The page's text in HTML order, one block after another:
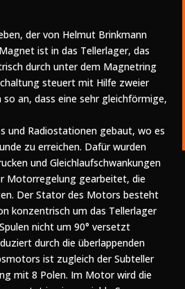
der von Helmut Brinkmann
ist in das Tellerlager, das
durch unter dem Magnetring
steuert mit Hilfe zweier
an, dass eine sehr gleichförmige,
und Radiostationen gebaut, wo es
zu erreichen. Dafür wurden
und Gleichlaufschwankungen
Motorregelung gearbeitet, die
Der Stator des Motors besteht
konzentrisch um das Tellerlager
nicht um 90° versetzt
durch die überlappenden
ist zugleich der Subteller
mit 8 Polen. Im Motor wird die